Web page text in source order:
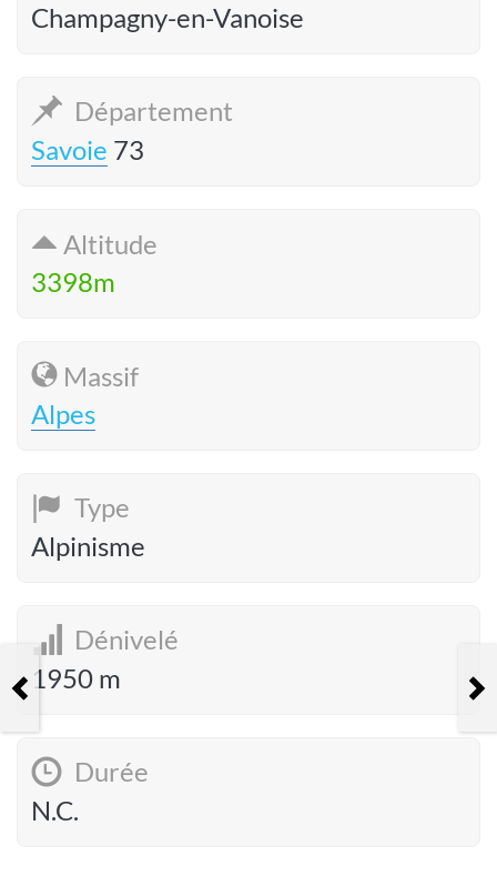
Champagny-en-Vanoise
Département
Savoie 73
Altitude
3398m
Massif
Alpes
Type
Alpinisme
Dénivelé
1950 m
Durée
N.C.
Le Pain de Sucre (3208m) depuis